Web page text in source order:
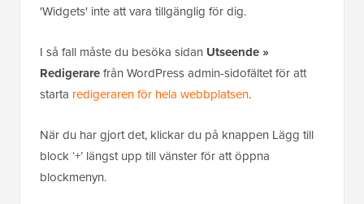
'Widgets' inte att vara tillgänglig för dig.
I så fall måste du besöka sidan Utseende »
Redigerarefrån WordPress admin-sidofältet för att
starta redigeraren för hela webbplatsen.
När du har gjort det, klickar du på knappen Lägg till
block ‘+’ längst upp till vänster för att öppna
blockmenyn.